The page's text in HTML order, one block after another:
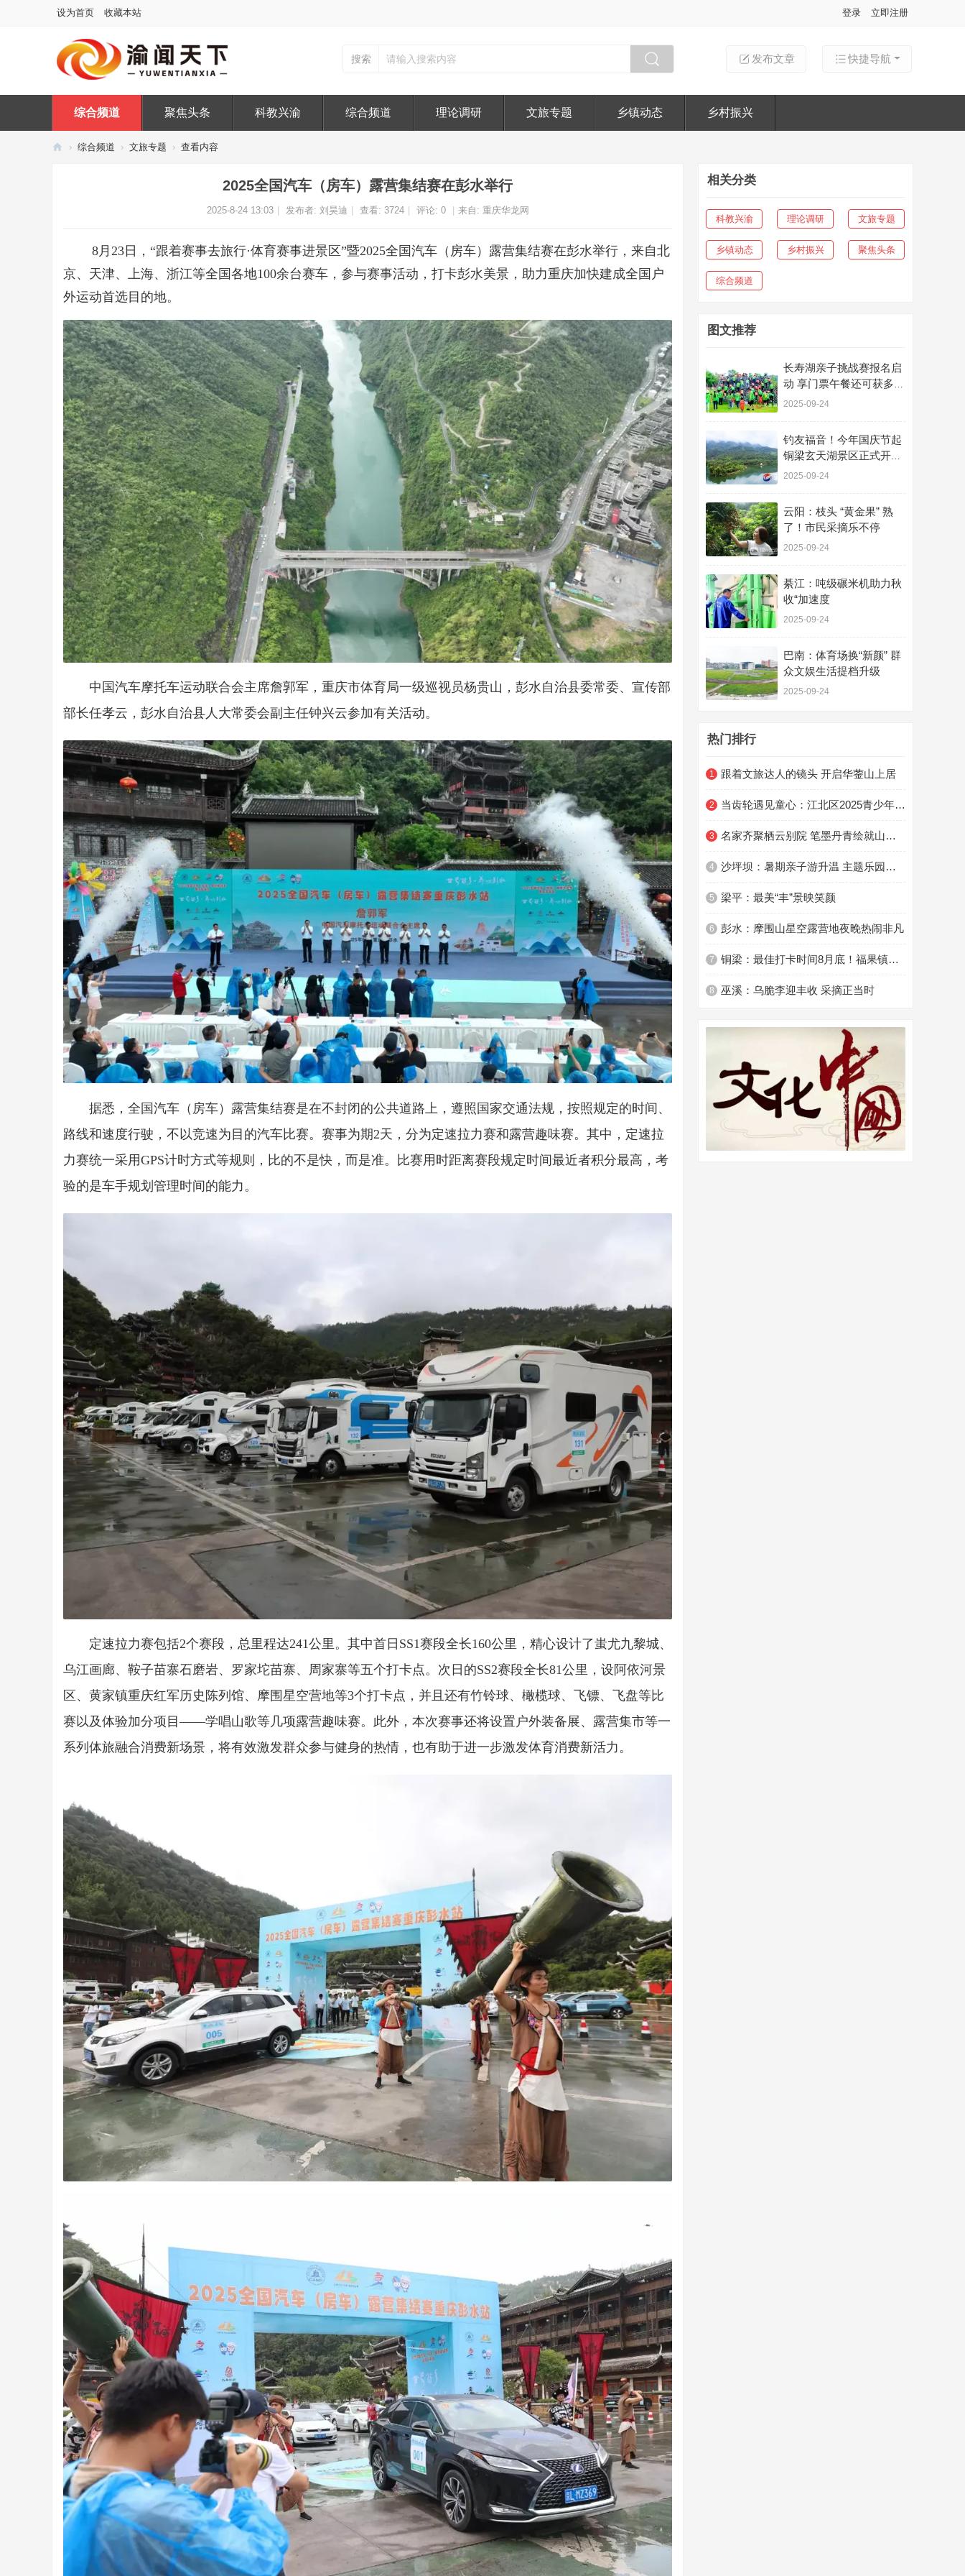
设为首页 收藏本站 登录 立即注册
快捷导航
发布文章
搜索
综合频道 聚焦头条 科教兴渝 综合频道 理论调研 文旅专题 乡镇动态 乡村振兴
› 综合频道 › 文旅专题 › 查看内容
2025全国汽车（房车）露营集结赛在彭水举行
2025-8-24 13:03 发布者: 刘昊迪 查看: 3724 评论: 0 来自: 重庆华龙网
8月23日，“跟着赛事去旅行·体育赛事进景区”暨2025全国汽车（房车）露营集结赛在彭水举行，来自北
京、天津、上海、浙江等全国各地100余台赛车，参与赛事活动，打卡彭水美景，助力重庆加快建成全国户
外运动首选目的地。
中国汽车摩托车运动联合会主席詹郭军，重庆市体育局一级巡视员杨贵山，彭水自治县委常委、宣传部
部长任孝云，彭水自治县人大常委会副主任钟兴云参加有关活动。
据悉，全国汽车（房车）露营集结赛是在不封闭的公共道路上，遵照国家交通法规，按照规定的时间、
路线和速度行驶，不以竞速为目的汽车比赛。赛事为期2天，分为定速拉力赛和露营趣味赛。其中，定速拉
力赛统一采用GPS计时方式等规则，比的不是快，而是准。比赛用时距离赛段规定时间最近者积分最高，考
验的是车手规划管理时间的能力。
定速拉力赛包括2个赛段，总里程达241公里。其中首日SS1赛段全长160公里，精心设计了蚩尤九黎城、
乌江画廊、鞍子苗寨石磨岩、罗家坨苗寨、周家寨等五个打卡点。次日的SS2赛段全长81公里，设阿依河景
区、黄家镇重庆红军历史陈列馆、摩围星空营地等3个打卡点，并且还有竹铃球、橄榄球、飞镖、飞盘等比
赛以及体验加分项目——学唱山歌等几项露营趣味赛。此外，本次赛事还将设置户外装备展、露营集市等一
系列体旅融合消费新场景，将有效激发群众参与健身的热情，也有助于进一步激发体育消费新活力。
相关分类
科教兴渝 理论调研 文旅专题
乡镇动态 乡村振兴 聚焦头条
综合频道
图文推荐
长寿湖亲子挑战赛报名启
动 享门票午餐还可获多项
优惠​
2025-09-24
钓友福音！今年国庆节起
铜梁玄天湖景区正式开放
休闲垂钓
2025-09-24
云阳：枝头 “黄金果” 熟
了！市民采摘乐不停
2025-09-24
綦江：吨级碾米机助力秋
收“加速度
2025-09-24
巴南：体育场换“新颜” 群
众文娱生活提档升级
2025-09-24
热门排行
1 跟着文旅达人的镜头 开启华蓥山上居
2 当齿轮遇见童心：江北区2025青少年暑期科学营圆满结营
3 名家齐聚栖云别院 笔墨丹青绘就山城雅韵
4 沙坪坝：暑期亲子游升温 主题乐园成消费新引擎‌
5 梁平：最美“丰”景映笑颜
6 彭水：摩围山星空露营地夜晚热闹非凡
7 铜梁：最佳打卡时间8月底！福果镇团实村500亩高粱渐红
8 巫溪：乌脆李迎丰收 采摘正当时